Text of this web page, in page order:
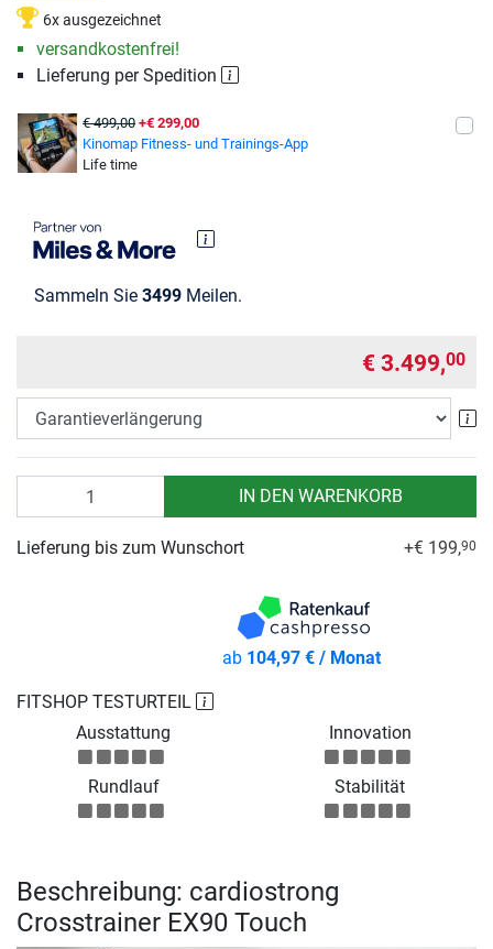
6x ausgezeichnet
versandkostenfrei!
Lieferung per Spedition
€ 499,00 +€ 299,00
Kinomap Fitness- und Trainings-App
Life time
Sammeln Sie 3499 Meilen.
€ 3.499,00
IN DEN WARENKORB
FITSHOP TESTURTEIL
Ausstattung
Innovation
Rundlauf Stabilität
Lieferung bis zum Wunschort +€ 199,90
ab 104,97 € / Monat
Beschreibung: cardiostrong
Crosstrainer EX90 Touch